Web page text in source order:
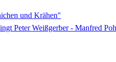
und Krähen"
Peter Weißgerber - Manfred